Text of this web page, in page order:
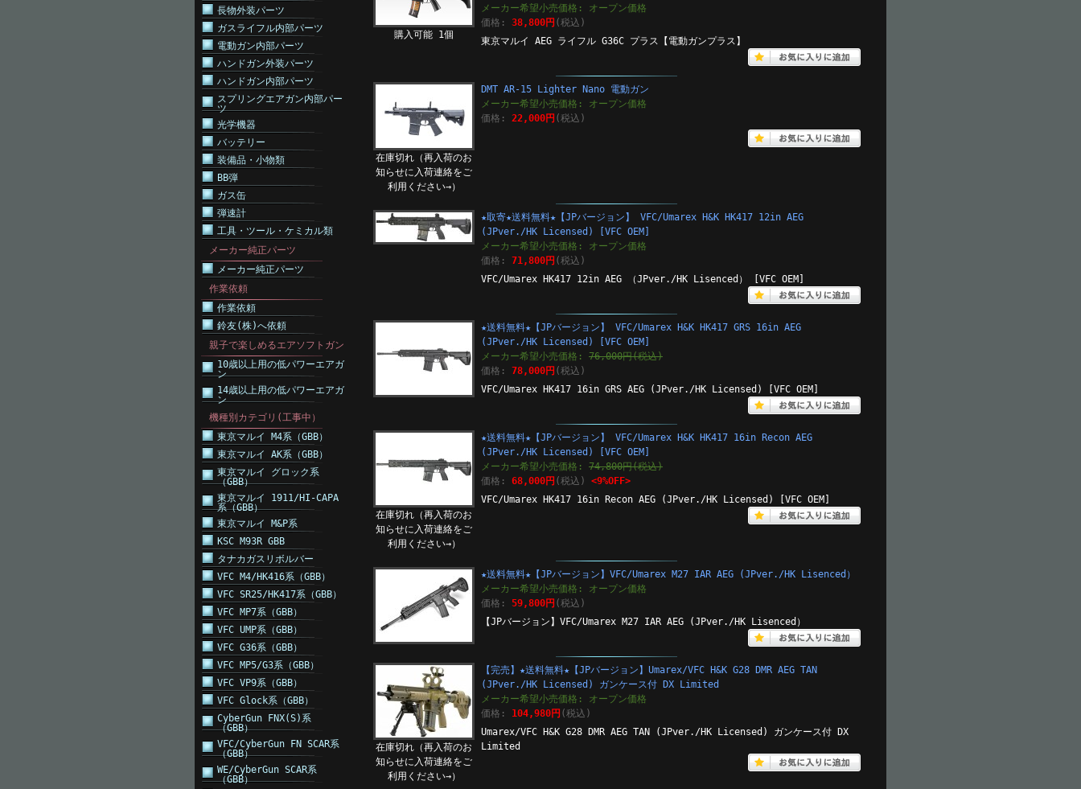
長物外装パーツ
ガスライフル内部パーツ
電動ガン内部パーツ
ハンドガン外装パーツ
ハンドガン内部パーツ
スプリングエアガン内部パー
ツ
光学機器
バッテリー
装備品・小物類
BB弾
ガス缶
弾速計
工具・ツール・ケミカル類
メーカー純正パーツ
メーカー純正パーツ
作業依頼
作業依頼
鈴友(株)へ依頼
親子で楽しめるエアソフトガン
10歳以上用の低パワーエアガ
ン
14歳以上用の低パワーエアガ
ン
機種別カテゴリ(工事中）
東京マルイ M4系（GBB）
東京マルイ AK系（GBB）
東京マルイ グロック系
（GBB）
東京マルイ 1911/HI-CAPA
系（GBB）
東京マルイ M&P系
KSC M93R GBB
タナカガスリボルバー
VFC M4/HK416系（GBB）
VFC SR25/HK417系（GBB）
VFC MP7系（GBB）
VFC UMP系（GBB）
VFC G36系（GBB）
VFC MP5/G3系（GBB）
VFC VP9系（GBB）
VFC Glock系（GBB）
CyberGun FNX(S)系
（GBB）
VFC/CyberGun FN SCAR系
（GBB）
WE/CyberGun SCAR系
（GBB）
購入可能 1個
メーカー希望小売価格: オープン価格
価格: 38,800円 (税込)
東京マルイ AEG ライフル G36C プラス【電動ガンプラス】
在庫切れ（再入荷のお
知らせに入荷連絡をご
利用ください→）
DMT AR-15 Lighter Nano 電動ガン
メーカー希望小売価格: オープン価格
価格: 22,000円 (税込)
★取寄★送料無料★【JPバージョン】 VFC/Umarex H&K HK417 12in AEG
(JPver./HK Licensed) [VFC OEM]
メーカー希望小売価格: オープン価格
価格: 71,800円 (税込)
VFC/Umarex HK417 12in AEG （JPver./HK Lisenced） [VFC OEM]
★送料無料★【JPバージョン】 VFC/Umarex H&K HK417 GRS 16in AEG
(JPver./HK Licensed) [VFC OEM]
メーカー希望小売価格: 76,000円(税込)
価格: 78,000円 (税込)
VFC/Umarex HK417 16in GRS AEG (JPver./HK Licensed) [VFC OEM]
在庫切れ（再入荷のお
知らせに入荷連絡をご
利用ください→）
★送料無料★【JPバージョン】 VFC/Umarex H&K HK417 16in Recon AEG
(JPver./HK Licensed) [VFC OEM]
メーカー希望小売価格: 74,800円(税込)
価格: 68,000円 (税込)
<9%OFF>
VFC/Umarex HK417 16in Recon AEG (JPver./HK Licensed) [VFC OEM]
★送料無料★【JPバージョン】VFC/Umarex M27 IAR AEG (JPver./HK Lisenced）
メーカー希望小売価格: オープン価格
価格: 59,800円 (税込)
【JPバージョン】VFC/Umarex M27 IAR AEG (JPver./HK Lisenced）
在庫切れ（再入荷のお
知らせに入荷連絡をご
利用ください→）
【完売】★送料無料★【JPバージョン】Umarex/VFC H&K G28 DMR AEG TAN
(JPver./HK Licensed) ガンケース付 DX Limited
メーカー希望小売価格: オープン価格
価格: 104,980円 (税込)
Umarex/VFC H&K G28 DMR AEG TAN (JPver./HK Licensed) ガンケース付 DX
Limited